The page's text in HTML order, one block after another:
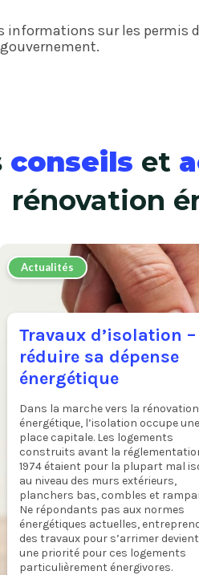
informations sur les permis
conseils et
rénovation
Actualités
Travaux d’isolation –
réduire sa dépense
énergétique
Dans la marche vers la rénovation
énergétique, l’isolation occupe une
place capitale. Les logements
construits avant la
1974 étaient pour la plupart mal
au niveau des murs extérieurs,
planchers bas, combles et
Ne répondants pas aux normes
énergétiques actuelles,
des travaux pour s’arrimer
une priorité pour ces logements
particulièrement énergivores.